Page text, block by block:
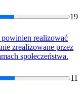
19
powinien realizować
zrealizowane przez
społeczeństwa.
11